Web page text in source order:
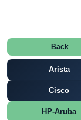
Back
Arista
Cisco
HP-Aruba